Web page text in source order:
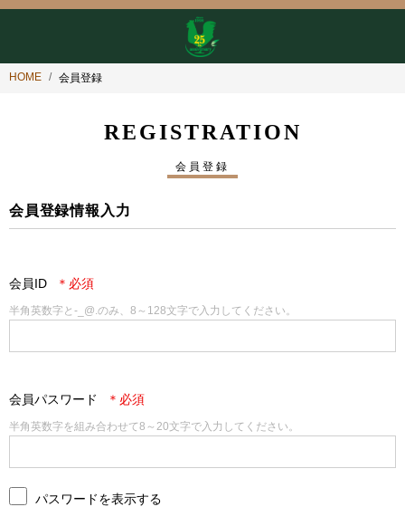
HOME 会員登録
REGISTRATION
会員登録
会員登録情報入力
会員ID
半角英数字と-_@.のみ、8～128文字で入力してください。
会員パスワード
半角英数字を組み合わせて8～20文字で入力してください。
パスワードを表示する